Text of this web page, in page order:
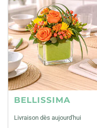
BELLISSIMA
Livraison dès aujourd'hui